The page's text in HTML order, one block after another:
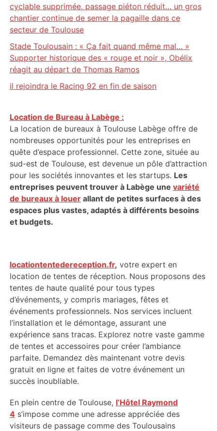
cyclable supprimée, passage piéton réduit… un gros
chantier continue de semer la pagaille dans ce
secteur de Toulouse
Stade Toulousain : « Ça fait quand même mal… »
Supporter historique des « rouge et noir », Obélix
réagit au départ de Thomas Ramos
il rejoindra le Racing 92 en fin de saison
Location de Bureau à Labège :
La location de bureaux à Toulouse Labège offre de
nombreuses opportunités pour les entreprises en
quête d’espace professionnel. Cette zone, située au
sud-est de Toulouse, est devenue un pôle d’attraction
pour les sociétés innovantes et les startups. Les
entreprises peuvent trouver à Labège une variété
de bureaux à louer allant de petites surfaces à des
espaces plus vastes, adaptés à différents besoins
et budgets.
locationtentedereception.fr, votre expert en
location de tentes de réception. Nous proposons des
tentes de haute qualité pour tous types
d’événements, y compris mariages, fêtes et
événements professionnels. Nos services incluent
l’installation et le démontage, assurant une
expérience sans tracas. Explorez notre vaste gamme
de tentes et accessoires pour créer l’ambiance
parfaite. Demandez dès maintenant votre devis
gratuit en ligne et faites de votre événement un
succès inoubliable.
En plein centre de Toulouse, l’Hôtel Raymond
4 s’impose comme une adresse appréciée des
visiteurs de passage comme des Toulousains